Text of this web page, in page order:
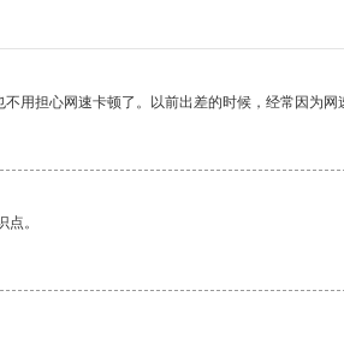
担心网速卡顿了。以前出差的时候，经常因为
。